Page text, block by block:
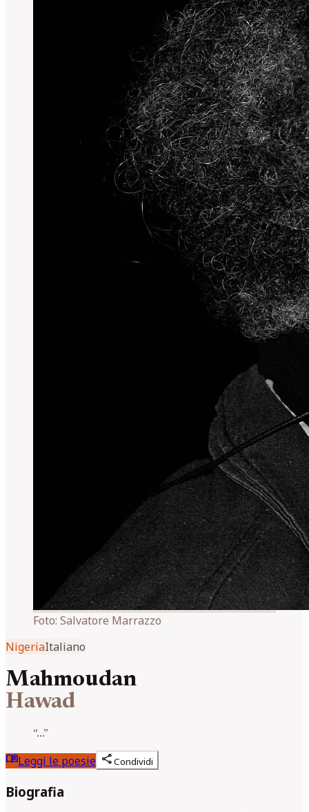
Foto: Salvatore Marrazzo
NigeriaItaliano
Mahmoudan
Hawad
“...”
menu_bookLeggi le poesie shareCondividi
Biografia